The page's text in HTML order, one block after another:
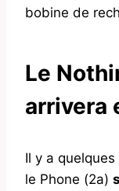
bobine de
Le
arrivera
Il y a
le Phone (2a)